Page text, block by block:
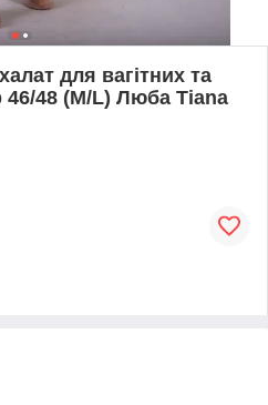
для вагітних та
46/48 (M/L) Люба Tiana